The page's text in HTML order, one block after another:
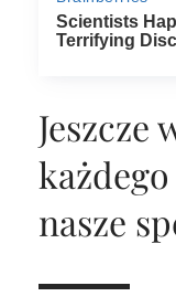
Jeszcze
nasze